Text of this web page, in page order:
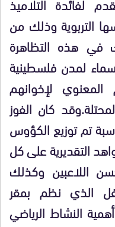
التربوية وذلك من
شارك في هذه التظاهرة
أسماء لمدن فلسطينية
لإخوانهم
كان الفوز
تم توزيع الكؤوس
التقديرية على كل
اللاعبين وكذلك
الذي نظم بمقر
النشاط الرياضي